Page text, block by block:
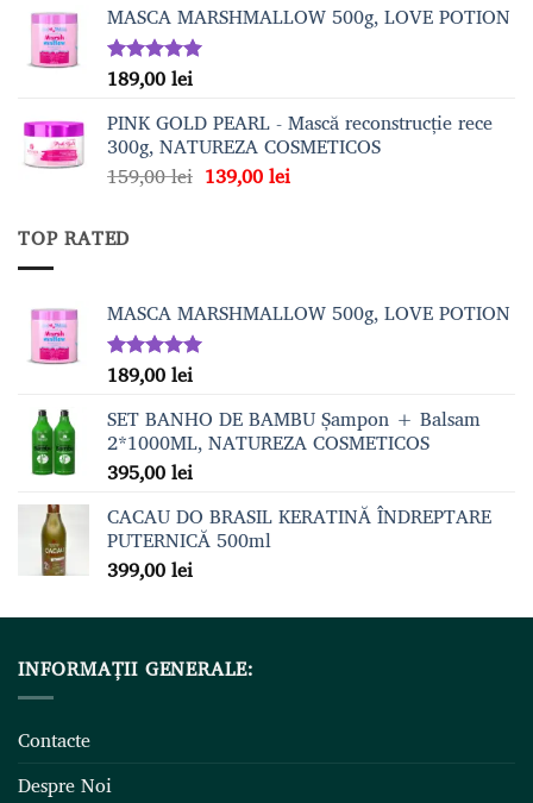
a
este:
MASCA MARSHMALLOW 500g, LOVE POTION
Evaluat la
5.00din 5
189,00lei
PINK GOLD PEARL - Mască reconstrucție rece
300g, NATUREZA COSMETICOS
159,00lei Prețul
139,00leiPrețul
TOP RATED
MASCA MARSHMALLOW 500g, LOVE POTION
Evaluat la
5.00din 5
189,00lei
SET BANHO DE BAMBU Șampon + Balsam
2*1000ML, NATUREZA COSMETICOS
395,00lei
CACAU DO BRASIL KERATINĂ ÎNDREPTARE
PUTERNICĂ 500ml
399,00lei
INFORMAȚII GENERALE:
Contacte
Despre Noi